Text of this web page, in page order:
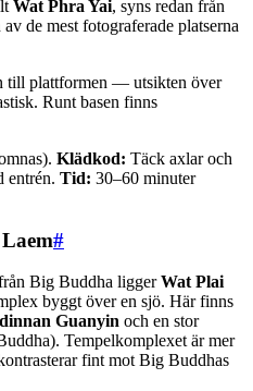
Wat Phra Yai, syns redan från
de mest fotograferade platserna
till plattformen — utsikten över
Runt basen finns
Klädkod: Täck axlar och
entrén. Tid: 30–60 minuter
#
Big Buddha liggerWat Plai
byggt över en sjö. Här finns
Guanyin och en stor
Tempelkomplexet är mer
fint mot Big Buddhas